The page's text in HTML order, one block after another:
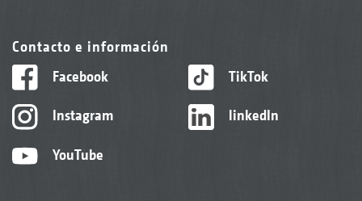
Contacto e información
Facebook
Instagram
YouTube
TikTok
linkedIn